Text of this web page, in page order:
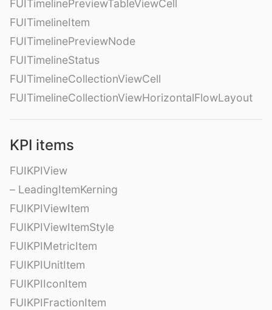
FUITimelinePreviewTableViewCell
FUITimelineItem
FUITimelinePreviewNode
FUITimelineStatus
FUITimelineCollectionViewCell
FUITimelineCollectionViewHorizontalFlowLayout
KPI items
FUIKPIView
– LeadingItemKerning
FUIKPIViewItem
FUIKPIViewItemStyle
FUIKPIMetricItem
FUIKPIUnitItem
FUIKPIIconItem
FUIKPIFractionItem